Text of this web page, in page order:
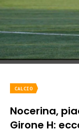
CALCIO
Nocerina,
Girone H: